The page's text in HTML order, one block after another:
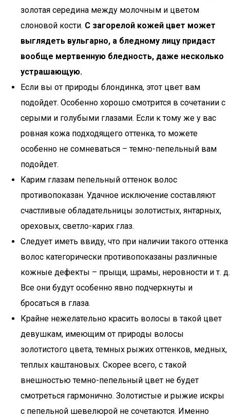
золотая середина между молочным и цветом
слоновой кости. С загорелой кожей цвет может
выглядеть вульгарно, а бледному лицу придаст
вообще мертвенную бледность, даже несколько
устрашающую.
Если вы от природы блондинка, этот цвет вам
подойдет. Особенно хорошо смотрится в сочетании с
серыми и голубыми глазами. Если к тому же у вас
ровная кожа подходящего оттенка, то можете
особенно не сомневаться – темно-пепельный вам
подойдет.
Карим глазам пепельный оттенок волос
противопоказан. Удачное исключение составляют
счастливые обладательницы золотистых, янтарных,
ореховых, светло-карих глаз.
Следует иметь ввиду, что при наличии такого оттенка
волос категорически противопоказаны различные
кожные дефекты – прыщи, шрамы, неровности и т. д.
Все они будут особенно явно подчеркнуты и
бросаться в глаза.
Крайне нежелательно красить волосы в такой цвет
девушкам, имеющим от природы волосы
золотистого цвета, темных рыжих оттенков, медных,
теплых каштановых. Скорее всего, с такой
внешностью темно-пепельный цвет не будет
смотреться гармонично. Золотистые и рыжие искры
с пепельной шевелюрой не сочетаются. Именно